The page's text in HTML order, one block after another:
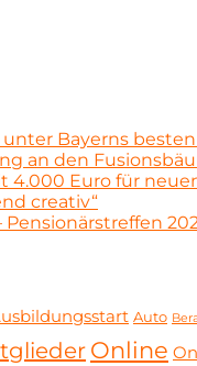
Bayerns
an den
4.000 Euro für
creativ“
Auto
Online